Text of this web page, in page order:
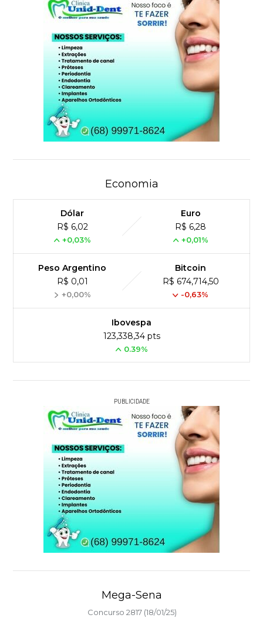
Economia
Dólar
R$ 6,02
+0,03%
Euro
R$ 6,28
+0,01%
Peso Argentino
R$ 0,01
+0,00%
Bitcoin
R$ 674,714,50
-0,63%
Ibovespa
123,338,34 pts
0.39%
PUBLICIDADE
Mega-Sena
Concurso 2817 (18/01/25)